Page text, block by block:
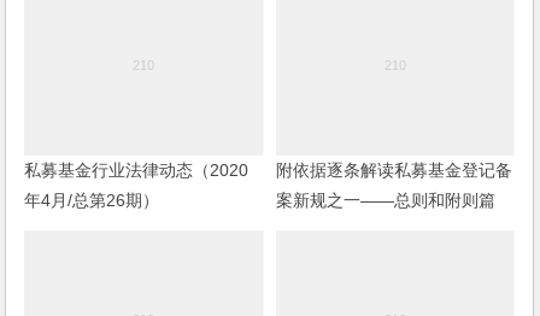
私募基金行业法律动态（2020
年4月/总第26期）
附依据逐条解读私募基金登记备
案新规之一——总则和附则篇